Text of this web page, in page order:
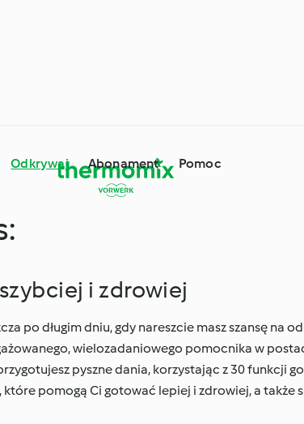
Odkrywaj Abonament Pomoc
roku
Cookidoo®
i zdrowiej
po długim dniu, gdy nareszcie masz szansę na
wielozadaniowego pomocnika w
pyszne dania, korzystając z 30 funkcji
pomogą Ci gotować lepiej i zdrowiej, a także